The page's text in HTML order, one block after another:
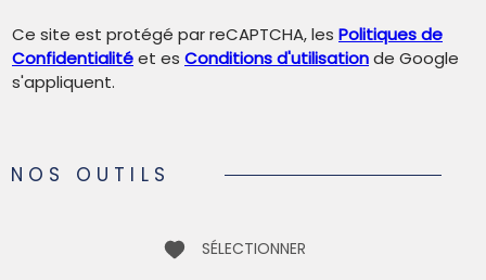
Ce site est protégé par reCAPTCHA, les Politiques de
Confidentialitéet es Conditions d'utilisationde Google
s'appliquent.
NOS OUTILS
SÉLECTIONNER